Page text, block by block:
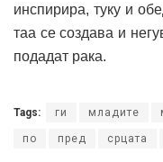
инспирира, туку и
таа се создава и
подадат рака.
Tags: ги младите
по пред срцата